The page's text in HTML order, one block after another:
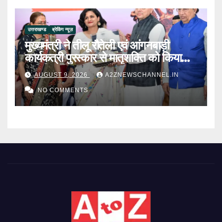
उत्तराखण्ड ब्रेकिंग न्यूज़
मुख्यमंत्री ने तीलू रौतेली एवं आंगनबाड़ी
कार्यकत्री पुरस्कार से मातृशक्ति को किया
सम्मानित
AUGUST 9, 2026 A2ZNEWSCHANNEL.IN
NO COMMENTS